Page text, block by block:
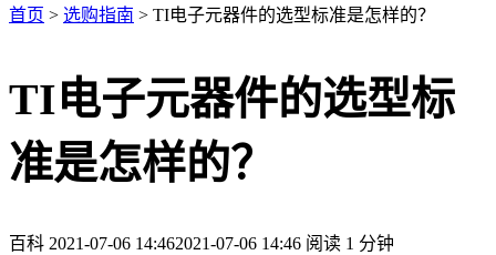
首页 > 选购指南 > TI电子元器件的选型标准是怎样的？
TI电子元器件的选型标
准是怎样的？
百科 2021-07-06 14:462021-07-06 14:46 阅读 1 分钟